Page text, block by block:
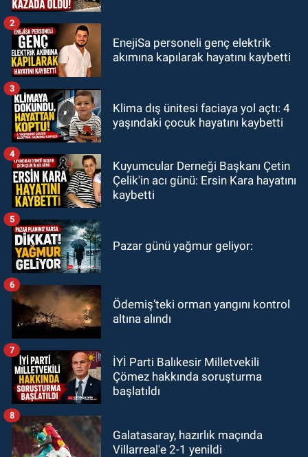
EnejiSa personeli genç elektrik
akımına kapılarak hayatını kaybetti
2
Klima dış ünitesi faciaya yol açtı: 4
yaşındaki çocuk hayatını kaybetti
3
Kuyumcular Derneği Başkanı Çetin
Çelik'in acı günü: Ersin Kara hayatını
kaybetti
4
Pazar günü yağmur geliyor:
5
Ödemiş’teki orman yangını kontrol
altına alındı
6
İYİ Parti Balıkesir Milletvekili
Çömez hakkında soruşturma
başlatıldı
7
Galatasaray, hazırlık maçında
Villarreal'e 2-1 yenildi
8